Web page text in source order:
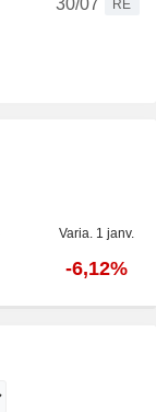
RE
Varia. 1 janv.
-6,12%